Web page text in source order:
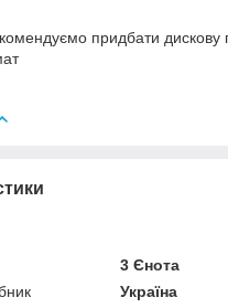
придбати дискову
3 Єнота
Україна